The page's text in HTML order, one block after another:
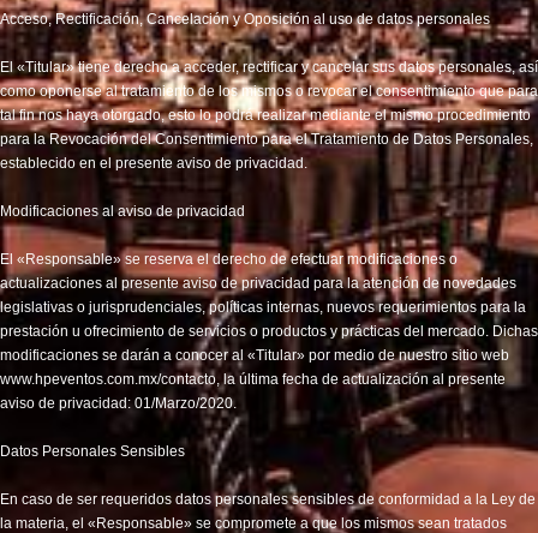
Acceso, Rectificación, Cancelación y Oposición al uso de datos personales
El «Titular» tiene derecho a acceder, rectificar y cancelar sus datos personales, así
como oponerse al tratamiento de los mismos o revocar el consentimiento que para
tal fin nos haya otorgado, esto lo podrá realizar mediante el mismo procedimiento
para la Revocación del Consentimiento para el Tratamiento de Datos Personales,
establecido en el presente aviso de privacidad.
Modificaciones al aviso de privacidad
El «Responsable» se reserva el derecho de efectuar modificaciones o
actualizaciones al presente aviso de privacidad para la atención de novedades
legislativas o jurisprudenciales, políticas internas, nuevos requerimientos para la
prestación u ofrecimiento de servicios o productos y prácticas del mercado. Dichas
modificaciones se darán a conocer al «Titular» por medio de nuestro sitio web
www.hpeventos.com.mx/contacto, la última fecha de actualización al presente
aviso de privacidad: 01/Marzo/2020.
Datos Personales Sensibles
En caso de ser requeridos datos personales sensibles de conformidad a la Ley de
la materia, el «Responsable» se compromete a que los mismos sean tratados